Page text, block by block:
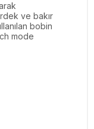
ve bakır
bobin
mode